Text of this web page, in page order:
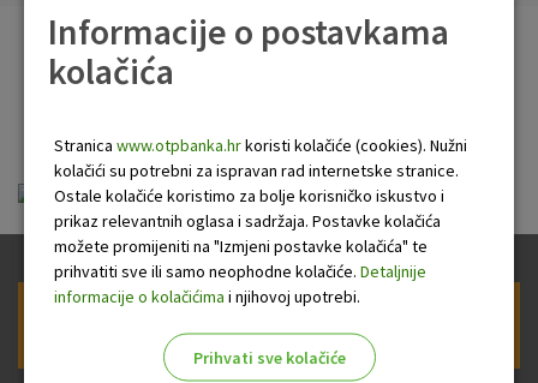
Globalna tržišta
O nama
Zahtjev za uspostavu
Zahtjev za uspostavu poslovnog odnosa.docx
Informacije o postavkama
kolačića
Stranica www.otpbanka.hrkoristi kolačiće (cookies). Nužni
kolačići su potrebni za ispravan rad internetske stranice.
Ostale kolačiće koristimo za bolje korisničko iskustvo i
prikaz relevantnih oglasa i sadržaja. Postavke kolačića
možete promijeniti na "Izmjeni postavke kolačića" te
prihvatiti sve ili samo neophodne kolačiće. Detaljnije
informacije o kolačićima i njihovoj upotrebi.
Prihvati sve kolačiće